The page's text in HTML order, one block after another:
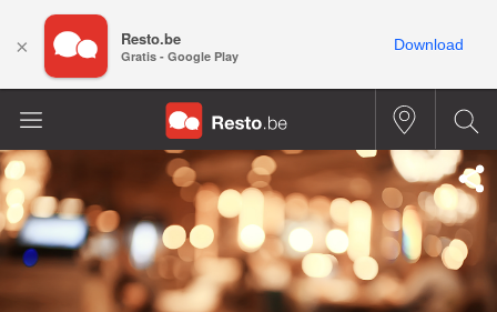
× Resto.be
Gratis - Google Play
Download